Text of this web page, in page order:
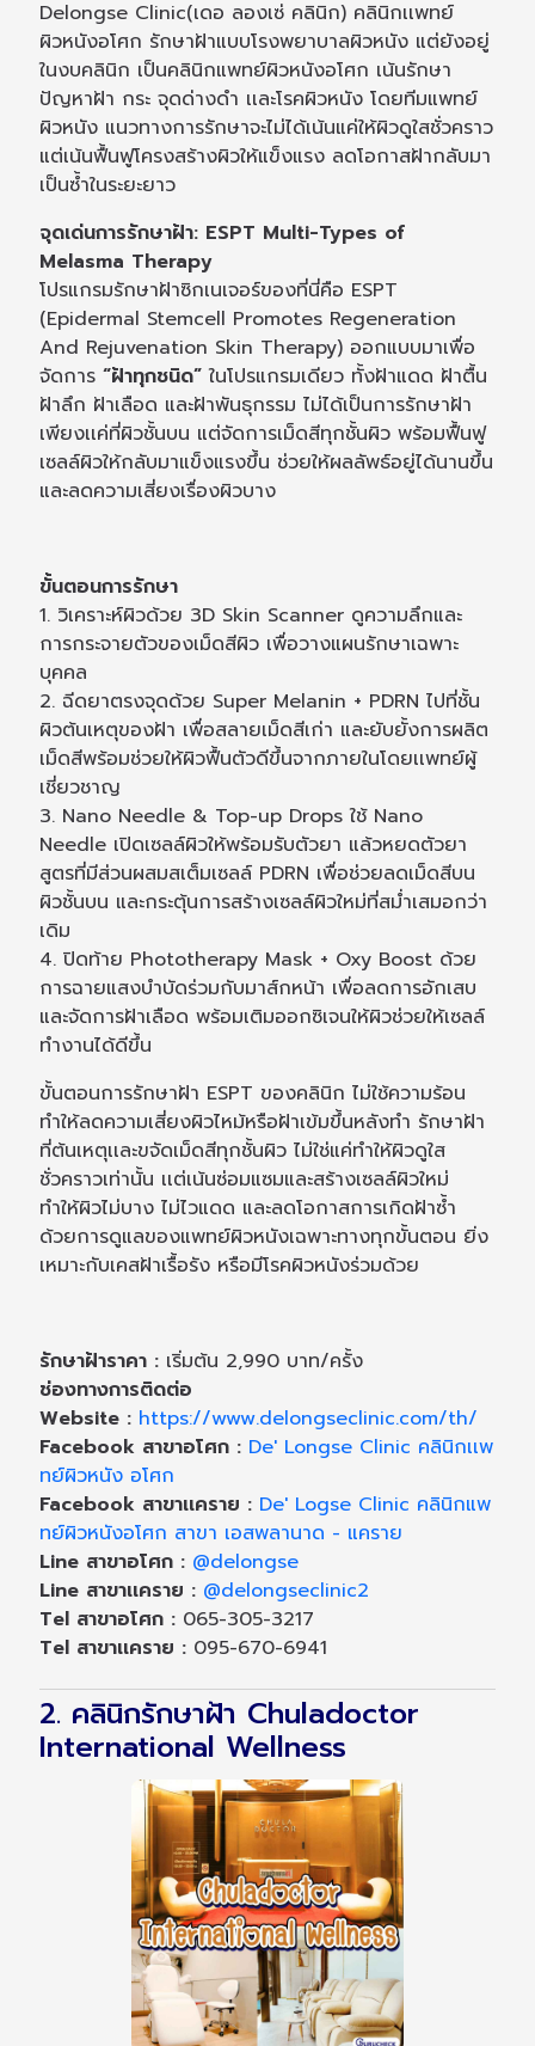
Delongse Clinic(เดอ ลองเซ่ คลินิก) คลินิกเเพทย์
ผิวหนังอโศก รักษาฝ้าแบบโรงพยาบาลผิวหนัง แต่ยังอยู่
ในงบคลินิก เป็นคลินิกแพทย์ผิวหนังอโศก เน้นรักษา
ปัญหาฝ้า กระ จุดด่างดำ เเละโรคผิวหนัง โดยทีมแพทย์
ผิวหนัง แนวทางการรักษาจะไม่ได้เน้นแค่ให้ผิวดูใสชั่วคราว
แต่เน้นฟื้นฟูโครงสร้างผิวให้แข็งแรง ลดโอกาสฝ้ากลับมา
เป็นซ้ำในระยะยาว
จุดเด่นการรักษาฝ้า: ESPT Multi-Types of
Melasma Therapy
โปรแกรมรักษาฝ้าซิกเนเจอร์ของที่นี่คือ ESPT
(Epidermal Stemcell Promotes Regeneration
And Rejuvenation Skin Therapy) ออกแบบมาเพื่อ
จัดการ“ฝ้าทุกชนิด” ในโปรแกรมเดียว ทั้งฝ้าแดด ฝ้าตื้น
ฝ้าลึก ฝ้าเลือด และฝ้าพันธุกรรม ไม่ได้เป็นการรักษาฝ้า
เพียงเเค่ที่ผิวชั้นบน แต่จัดการเม็ดสีทุกชั้นผิว พร้อมฟื้นฟู
เซลล์ผิวให้กลับมาแข็งแรงขึ้น ช่วยให้ผลลัพธ์อยู่ได้นานขึ้น
และลดความเสี่ยงเรื่องผิวบาง
ขั้นตอนการรักษา
1. วิเคราะห์ผิวด้วย 3D Skin Scanner ดูความลึกและ
การกระจายตัวของเม็ดสีผิว เพื่อวางแผนรักษาเฉพาะ
บุคคล
2. ฉีดยาตรงจุดด้วย Super Melanin + PDRN ไปที่ชั้น
ผิวต้นเหตุของฝ้า เพื่อสลายเม็ดสีเก่า และยับยั้งการผลิต
เม็ดสีพร้อมช่วยให้ผิวฟื้นตัวดีขึ้นจากภายในโดยเเพทย์ผู้
เชี่ยวชาญ
3. Nano Needle & Top-up Drops ใช้ Nano
Needle เปิดเซลล์ผิวให้พร้อมรับตัวยา แล้วหยดตัวยา
สูตรที่มีส่วนผสมสเต็มเซลล์ PDRN เพื่อช่วยลดเม็ดสีบน
ผิวชั้นบน และกระตุ้นการสร้างเซลล์ผิวใหม่ที่สม่ำเสมอกว่า
เดิม
4. ปิดท้าย Phototherapy Mask + Oxy Boost ด้วย
การฉายแสงบำบัดร่วมกับมาส์กหน้า เพื่อลดการอักเสบ
และจัดการฝ้าเลือด พร้อมเติมออกซิเจนให้ผิวช่วยให้เซลล์
ทำงานได้ดีขึ้น
ขั้นตอนการรักษาฝ้า ESPT ของคลินิก ไม่ใช้ความร้อน
ทำให้ลดความเสี่ยงผิวไหม้หรือฝ้าเข้มขึ้นหลังทำ รักษาฝ้า
ที่ต้นเหตุเเละขจัดเม็ดสีทุกชั้นผิว ไม่ใช่แค่ทำให้ผิวดูใส
ชั่วคราวเท่านั้น เเต่เน้นซ่อมแซมและสร้างเซลล์ผิวใหม่
ทำให้ผิวไม่บาง ไม่ไวแดด และลดโอกาสการเกิดฝ้าซ้ำ
ด้วยการดูแลของแพทย์ผิวหนังเฉพาะทางทุกขั้นตอน ยิ่ง
เหมาะกับเคสฝ้าเรื้อรัง หรือมีโรคผิวหนังร่วมด้วย
รักษาฝ้าราคา : เริ่มต้น 2,990 บาท/ครั้ง
ช่องทางการติดต่อ
Website : https://www.delongseclinic.com/th/
Facebook สาขาอโศก : De' Longse Clinic คลินิกเเพ
ทย์ผิวหนัง อโศก
Facebook สาขาเเคราย : De' Logse Clinic คลินิกแพ
ทย์ผิวหนังอโศก สาขา เอสพลานาด - แคราย
Line สาขาอโศก : @delongse
Line สาขาเเคราย : @delongseclinic2
Tel สาขาอโศก : 065-305-3217
Tel สาขาเเคราย : 095-670-6941
2. คลินิกรักษาฝ้า Chuladoctor
International Wellness